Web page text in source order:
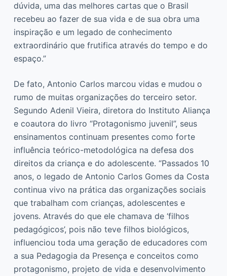
dúvida, uma das melhores cartas que o Brasil
recebeu ao fazer de sua vida e de sua obra uma
inspiração e um legado de conhecimento
extraordinário que frutifica através do tempo e do
espaço.”
De fato, Antonio Carlos marcou vidas e mudou o
rumo de muitas organizações do terceiro setor.
Segundo Adenil Vieira, diretora do Instituto Aliança
e coautora do livro “Protagonismo juvenil”, seus
ensinamentos continuam presentes como forte
influência teórico-metodológica na defesa dos
direitos da criança e do adolescente. “Passados 10
anos, o legado de Antonio Carlos Gomes da Costa
continua vivo na prática das organizações sociais
que trabalham com crianças, adolescentes e
jovens. Através do que ele chamava de ‘filhos
pedagógicos’, pois não teve filhos biológicos,
influenciou toda uma geração de educadores com
a sua Pedagogia da Presença e conceitos como
protagonismo, projeto de vida e desenvolvimento